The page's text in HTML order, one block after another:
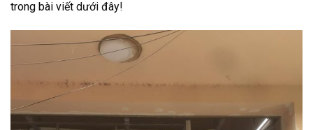
trong bài viết dưới đây!